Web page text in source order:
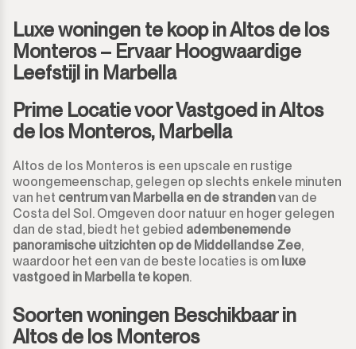
Luxe woningen te koop in Altos de los
Monteros – Ervaar Hoogwaardige
Leefstijl in Marbella
Prime Locatie voor Vastgoed in Altos
de los Monteros, Marbella
Altos de los Monteros is een upscale en rustige
woongemeenschap, gelegen op slechts enkele minuten
van het centrum van Marbella en de strandenvan de
Costa del Sol. Omgeven door natuur en hoger gelegen
dan de stad, biedt het gebied adembenemende
panoramische uitzichten op de Middellandse Zee,
waardoor het een van de beste locaties is om luxe
vastgoed in Marbella te kopen.
Soorten woningen Beschikbaar in
Altos de los Monteros